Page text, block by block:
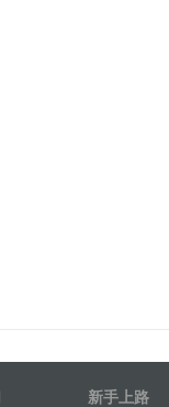
新手上路